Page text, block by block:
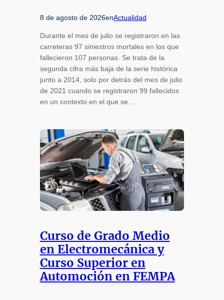
8 de agosto de 2026enActualidad
Durante el mes de julio se registraron en las
carreteras 97 siniestros mortales en los que
fallecieron 107 personas. Se trata de la
segunda cifra más baja de la serie histórica
junto a 2014, solo por detrás del mes de julio
de 2021 cuando se registraron 99 fallecidos
en un contexto en el que se…
Curso de Grado Medio
en Electromecánica y
Curso Superior en
Automoción en FEMPA